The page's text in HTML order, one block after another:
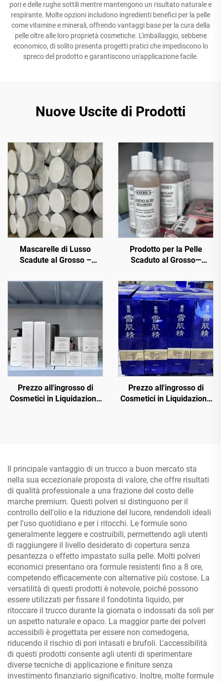
pori e delle rughe sottili mentre mantengono un risultato naturale e
respirante. Molte opzioni includono ingredienti benefici per la pelle
come vitamine e minerali, offrendo vantaggi base per la cura della
pelle oltre alle loro proprietà cosmetiche. L'imballaggio, sebbene
economico, di solito presenta progetti pratici che impediscono lo
spreco del prodotto e garantiscono un'applicazione facile.
Nuove Uscite di Prodotti
Mascarelle di Lusso
Scadute al Grosso –
Premium a Prezzi
Imbattibili
Prodotto per la Pelle
Scaduto al Grosso—
prodotti cosmetici originali
al prezzo al dettaglio che
sono i migliori per tutti i
tipi di pelle
Prezzo all'ingrosso di
Cosmetici in Liquidazione
Prezzo all'ingrosso di
Cosmetici in Liquidazione
della bellezza
Il principale vantaggio di un trucco a buon mercato sta
nella sua eccezionale proposta di valore, che offre risultati
di qualità professionale a una frazione del costo delle
marche premium. Questi polveri si distinguono per il
controllo dell'olio e la riduzione del lucore, rendendoli ideali
per l'uso quotidiano e per i ritocchi. Le formule sono
generalmente leggere e costruibili, permettendo agli utenti
di raggiungere il livello desiderato di copertura senza
pesantezza o effetto impastato sulla pelle. Molti polveri
economici presentano ora formule resistenti fino a 8 ore,
competendo efficacemente con alternative più costose. La
versatilità di questi prodotti è notevole, poiché possono
essere utilizzati per fissare il fondotinta liquido, per
ritoccare il trucco durante la giornata o indossati da soli per
un aspetto naturale e opaco. La maggior parte dei polveri
accessibili è progettata per essere non comedogena,
riducendo il rischio di pori intasati e brufoli. L'accessibilità
di questi prodotti consente agli utenti di sperimentare
diverse tecniche di applicazione e finiture senza
investimento finanziario significativo. Inoltre, molte formule